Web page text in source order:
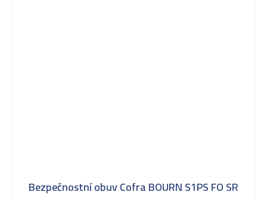
Bezpečnostní obuv Cofra BOURN S1PS FO SR